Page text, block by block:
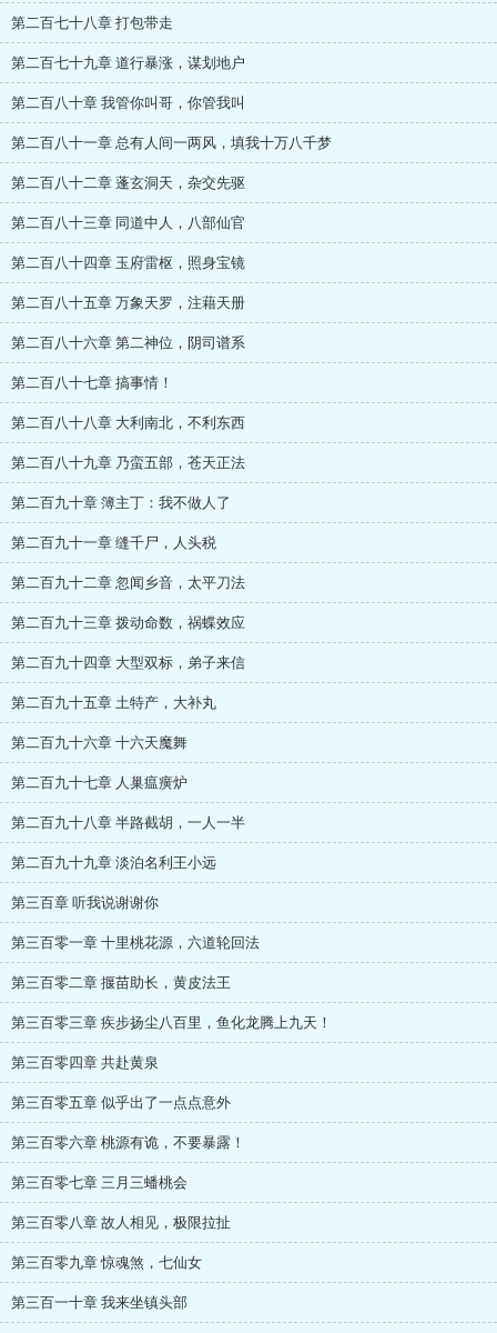
第二百七十八章 打包带走
第二百七十九章 道行暴涨，谋划地户
第二百八十章 我管你叫哥，你管我叫
第二百八十一章 总有人间一两风，填我十万八千梦
第二百八十二章 蓬玄洞天，杂交先驱
第二百八十三章 同道中人，八部仙官
第二百八十四章 玉府雷枢，照身宝镜
第二百八十五章 万象天罗，注藉天册
第二百八十六章 第二神位，阴司谱系
第二百八十七章 搞事情！
第二百八十八章 大利南北，不利东西
第二百八十九章 乃蛮五部，苍天正法
第二百九十章 簿主丁：我不做人了
第二百九十一章 缝千尸，人头税
第二百九十二章 忽闻乡音，太平刀法
第二百九十三章 拨动命数，祸蝶效应
第二百九十四章 大型双标，弟子来信
第二百九十五章 土特产，大补丸
第二百九十六章 十六天魔舞
第二百九十七章 人巢瘟癀炉
第二百九十八章 半路截胡，一人一半
第二百九十九章 淡泊名利王小远
第三百章 听我说谢谢你
第三百零一章 十里桃花源，六道轮回法
第三百零二章 揠苗助长，黄皮法王
第三百零三章 疾步扬尘八百里，鱼化龙腾上九天！
第三百零四章 共赴黄泉
第三百零五章 似乎出了一点点意外
第三百零六章 桃源有诡，不要暴露！
第三百零七章 三月三蟠桃会
第三百零八章 故人相见，极限拉扯
第三百零九章 惊魂煞，七仙女
第三百一十章 我来坐镇头部